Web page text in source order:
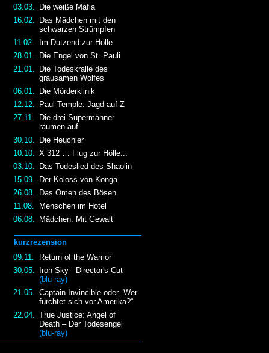
03.03.
Die weiße Mafia
16.02.
Das Mädchen mit den
schwarzen Strümpfen
11.02.
Im Dutzend zur Hölle
28.01.
Die Engel von St. Pauli
21.01.
Die Todeskralle des
grausamen Wolfes
06.01.
Die Mörderklinik
12.12.
Paul Temple: Jagd auf Z
27.11.
Die drei Supermänner
räumen auf
30.10.
Die Heuchler
10.10.
X 312 … Flug zur Hölle...
03.10.
Das Todeslied des Shaolin
15.09.
Der Koloss von Konga
26.08.
Das Omen des Bösen
11.08.
Menschen im Hotel
06.08.
Mädchen: Mit Gewalt
kurzrezension
09.11.
Return of the Warrior
30.05.
Iron Sky - Director's Cut
(blu-ray)
21.05.
Captain Invincible oder „Wer
fürchtet sich vor Amerika?“
22.04.
True Justice: Angel of
Death – Der Todesengel
(blu-ray)